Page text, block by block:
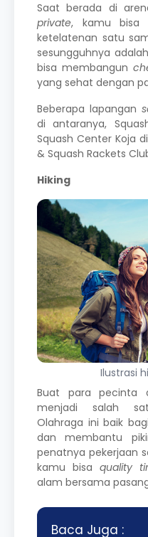
Saat berada di
private, kamu bisa
ketelatenan satu
sesungguhnya
bisa membangun
yang sehat dengan
Beberapa lapangan
di antaranya,
Squash Center Koja
& Squash Rackets
Hiking
Ilustrasi
Buat para pecinta
menjadi salah
Olahraga ini baik
dan membantu
penatnya pekerjaan
kamu bisa quality
alam bersama
Baca Juga :